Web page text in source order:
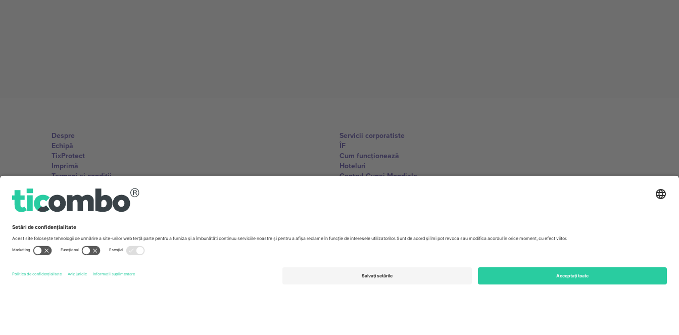
Despre
Echipă
TixProtect
Imprimă
Termeni și condiții
Program de afiliere
Servicii corporatiste
ÎF
Cum funcționează
Hoteluri
Centrul Cupei Mondiale